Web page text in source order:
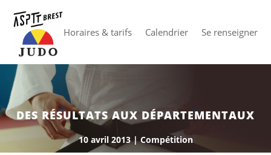
Horaires & tarifs Calendrier Se renseigner
DES RÉSULTATS AUX DÉPARTEMENTAUX
10 avril 2013|Compétition